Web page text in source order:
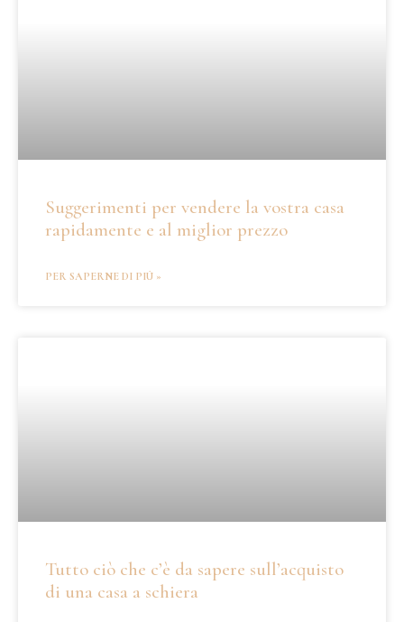
Suggerimenti per vendere la vostra casa
rapidamente e al miglior prezzo
PER SAPERNE DI PIÙ »
Tutto ciò che c’è da sapere sull’acquisto
di una casa a schiera